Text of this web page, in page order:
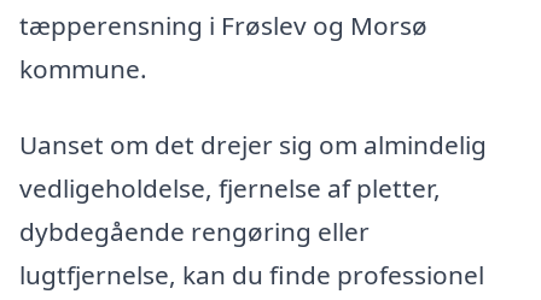
tæpperensning i Frøslev og Morsø
kommune.
Uanset om det drejer sig om almindelig
vedligeholdelse, fjernelse af pletter,
dybdegående rengøring eller
lugtfjernelse, kan du finde professionel